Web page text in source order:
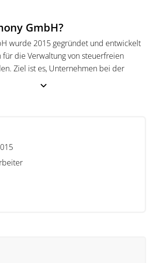
GmbH?
wurde 2015 gegründet und entwickelt
für die Verwaltung von steuerfreien
Ziel ist es, Unternehmen bei der
Sachbezüge mit rechtssicheren und
ersten Techstars Metro Accelerators
Das Unternehmen treibt die
Benefits voran und unterstützt